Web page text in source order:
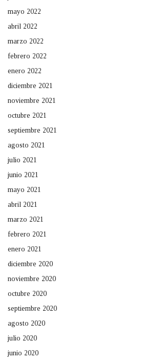
mayo 2022
abril 2022
marzo 2022
febrero 2022
enero 2022
diciembre 2021
noviembre 2021
octubre 2021
septiembre 2021
agosto 2021
julio 2021
junio 2021
mayo 2021
abril 2021
marzo 2021
febrero 2021
enero 2021
diciembre 2020
noviembre 2020
octubre 2020
septiembre 2020
agosto 2020
julio 2020
junio 2020